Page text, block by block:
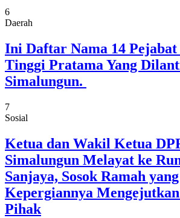
6
Daerah
Ini Daftar Nama 14
Tinggi Pratama Yang
Simalungun.
7
Sosial
Ketua dan Wakil Ketua
Simalungun Melayat ke
Sanjaya, Sosok Ramah yang
Kepergiannya
Pihak